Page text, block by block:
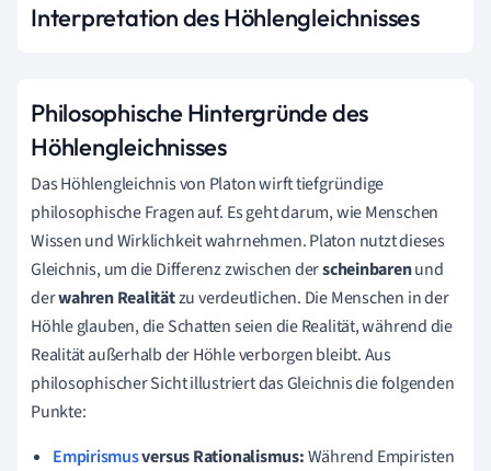
Interpretation des Höhlengleichnisses
Philosophische Hintergründe des
Höhlengleichnisses
Das Höhlengleichnis von Platon wirft tiefgründige
philosophische Fragen auf. Es geht darum, wie Menschen
Wissen und Wirklichkeit wahrnehmen. Platon nutzt dieses
Gleichnis, um die Differenz zwischen derscheinbarenund
derwahren Realitätzu verdeutlichen. Die Menschen in der
Höhle glauben, die Schatten seien die Realität, während die
Realität außerhalb der Höhle verborgen bleibt. Aus
philosophischer Sicht illustriert das Gleichnis die folgenden
Punkte:
Empirismusversus Rationalismus:Während Empiristen